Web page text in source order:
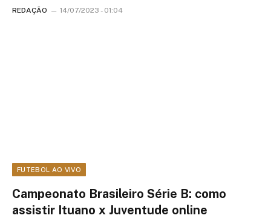
REDAÇÃO 14/07/2023 - 01:04
FUTEBOL AO VIVO
Campeonato Brasileiro Série B: como
assistir Ituano x Juventude online